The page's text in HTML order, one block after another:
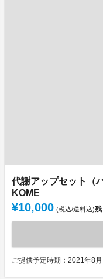
代謝アップセット（
KOME
¥10,000 (税込/送料込)残
ご提供予定時期：2021年8